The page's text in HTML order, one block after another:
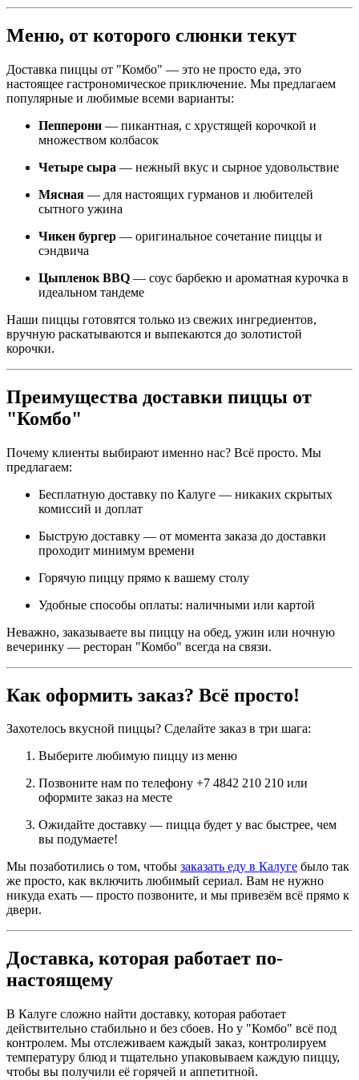
Меню, от которого слюнки текут
Доставка пиццы от "Комбо" — это не просто еда, это
настоящее гастрономическое приключение. Мы предлагаем
популярные и любимые всеми варианты:
Пепперони — пикантная, с хрустящей корочкой и
множеством колбасок
Четыре сыра — нежный вкус и сырное удовольствие
Мясная — для настоящих гурманов и любителей
сытного ужина
Чикен бургер — оригинальное сочетание пиццы и
сэндвича
Цыпленок BBQ — соус барбекю и ароматная курочка в
идеальном тандеме
Наши пиццы готовятся только из свежих ингредиентов,
вручную раскатываются и выпекаются до золотистой
корочки.
Преимущества доставки пиццы от
"Комбо"
Почему клиенты выбирают именно нас? Всё просто. Мы
предлагаем:
Бесплатную доставку по Калуге — никаких скрытых
комиссий и доплат
Быструю доставку — от момента заказа до доставки
проходит минимум времени
Горячую пиццу прямо к вашему столу
Удобные способы оплаты: наличными или картой
Неважно, заказываете вы пиццу на обед, ужин или ночную
вечеринку — ресторан "Комбо" всегда на связи.
Как оформить заказ? Всё просто!
Захотелось вкусной пиццы? Сделайте заказ в три шага:
Выберите любимую пиццу из меню
Позвоните нам по телефону +7 4842 210 210 или
оформите заказ на месте
Ожидайте доставку — пицца будет у вас быстрее, чем
вы подумаете!
Мы позаботились о том, чтобы заказать еду в Калуге было так
же просто, как включить любимый сериал. Вам не нужно
никуда ехать — просто позвоните, и мы привезём всё прямо к
двери.
Доставка, которая работает по-
настоящему
В Калуге сложно найти доставку, которая работает
действительно стабильно и без сбоев. Но у "Комбо" всё под
контролем. Мы отслеживаем каждый заказ, контролируем
температуру блюд и тщательно упаковываем каждую пиццу,
чтобы вы получили её горячей и аппетитной.